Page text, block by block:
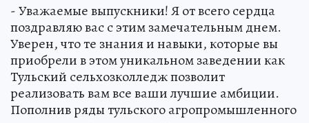
- Уважаемые выпускники! Я от всего сердца
поздравляю вас с этим замечательным днем.
Уверен, что те знания и навыки, которые вы
приобрели в этом уникальном заведении как
Тульский сельхозколледж позволит
реализовать вам все ваши лучшие амбиции.
Пополнив ряды тульского агропромышленного